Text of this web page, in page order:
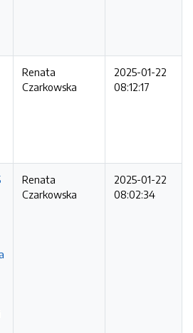
Renata
Czarkowska
2025-01-22
08:12:17
Renata
Czarkowska
2025-01-22
08:02:34